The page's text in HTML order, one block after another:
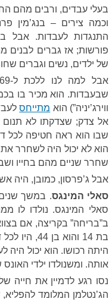
בעלי עבדים, ורבים מהם
וכמה צירים – בנג’מין
התנגדות לעבדות. אבל
פורשות; אז גברים לבנים
של ילדים, נשים וגברים
אבל למה לנו ללכת ל-1569 ולוועידת החוקה?
שבעבדות. הוא מכיר בו
ווירג’יניה”) הוא מתייחס
אל צדק; שצדקתו לא תנום
שבו הוא ראה חטיפה לכל
שחרר שניים מהם בחייו
אבל ג’פרסון, כמובן, היה
סאלי המינגס. במשך שנים
סאלי המינגס. נולדו לו
ב”בריחה” בקריצה, אם
בת 14 והוא
היתה רכושו. הוא יכול היה
אותה. ומשנולדו ילדי
נסו רגע לדמיין את חייה
הג’נטלמן המלומד